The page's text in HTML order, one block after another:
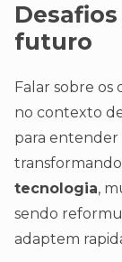
futuro
Falar sobre os
no contexto
para entender
tecnologia,
sendo
adaptem